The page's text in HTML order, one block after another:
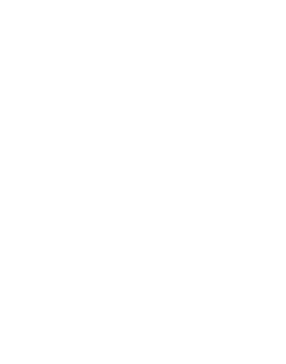
Personnalisez vos préférences pour